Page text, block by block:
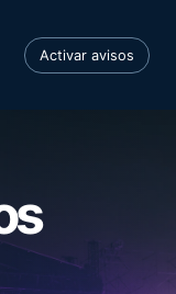
Activar avisos